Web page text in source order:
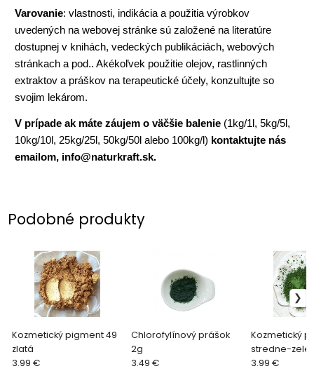
Varovanie: vlastnosti, indikácia a použitia výrobkov
uvedených na webovej stránke sú založené na literatúre
dostupnej v knihách, vedeckých publikáciách, webových
stránkach a pod.. Akékoľvek použitie olejov, rastlinných
extraktov a práškov na terapeutické účely, konzultujte so
svojim lekárom.
V prípade ak máte záujem o väčšie balenie (1kg/1l, 5kg/5l,
10kg/10l, 25kg/25l, 50kg/50l alebo 100kg/l) kontaktujte nás
emailom, info@naturkraft.sk.
Podobné produkty
Kozmetický pigment 49
zlatá
3.99 €
Chlorofylínový prášok
2g
3.49 €
Kozmetický
stredne-
3.99 €